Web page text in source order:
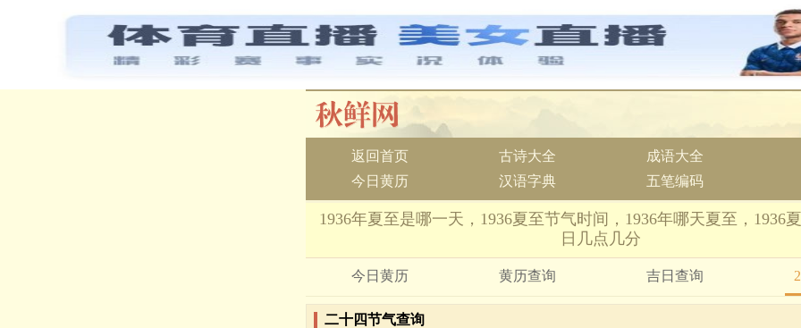
返回首页 古诗大全 成语大全
今日黄历
汉语字典 五笔编码
1936年夏至是哪一天，1936夏至节气时间，1936年哪天夏至，1936
日几点几分
今日黄历 黄历查询 吉日查询
二十四节气查询